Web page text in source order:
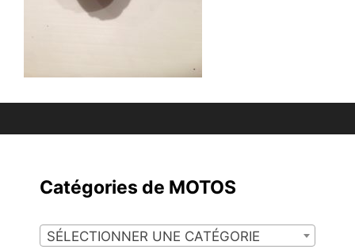
Catégories de MOTOS
SÉLECTIONNER UNE CATÉGORIE